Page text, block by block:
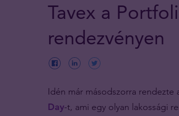
Tavex a
rendezvényen
Idén már másodszorra
Day-t, ami egy olyan lakossági